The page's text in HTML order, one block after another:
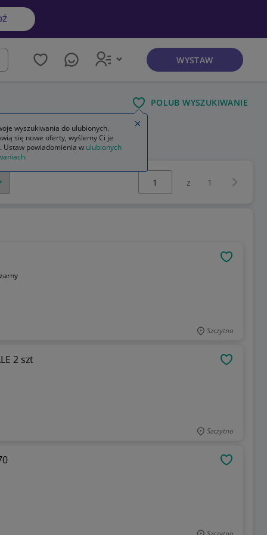
WYSTAW
POLUB WYSZUKIWANIE
Wybierz stronę:
z 1
Szczytno
2 szt
Szczytno
wyszukiwania do ulubionych.
się nowe oferty, wyślemy Ci je
Ustaw powiadomienia w ulubionych
.
Zamknij wskazówkę